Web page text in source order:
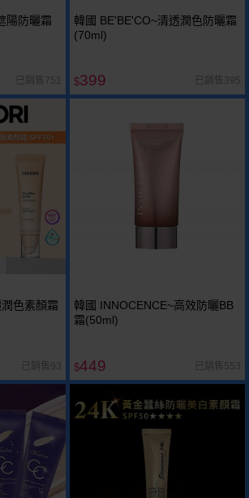
陽防曬霜
已銷售751
韓國 BE'BE'CO~清透潤色防曬霜
(70ml)
$399 已銷售395
色素顏霜
已銷售93
韓國 INNOCENCE~高效防曬BB
霜(50ml)
$449 已銷售553